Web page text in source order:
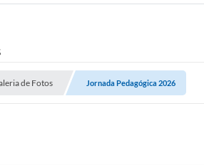
de Fotos Jornada Pedagógica 2026